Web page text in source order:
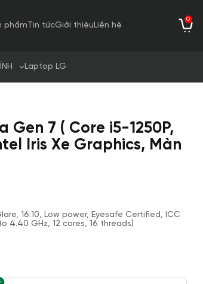
phẩm Tin tứcGiới thiệuLiên hệ
0
Laptop LG
Gen 7 ( Core i5-1250P,
Iris Xe Graphics, Màn
16:10, Low power, Eyesafe Certified, ICC
4.40 GHz, 12 cores, 16 threads)